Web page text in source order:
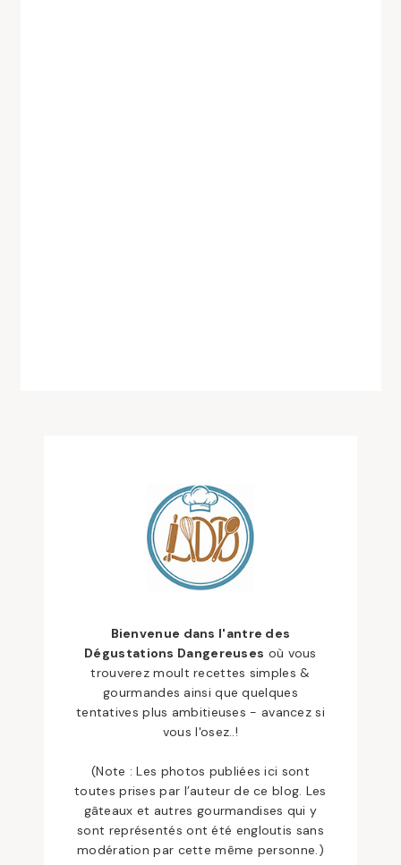
Bienvenue dans l'antre des
Dégustations Dangereuses où vous
trouverez moult recettes simples &
gourmandes ainsi que quelques
tentatives plus ambitieuses - avancez si
vous l'osez..!
(Note : Les photos publiées ici sont
toutes prises par l’auteur de ce blog. Les
gâteaux et autres gourmandises qui y
sont représentés ont été engloutis sans
modération par cette même personne.)